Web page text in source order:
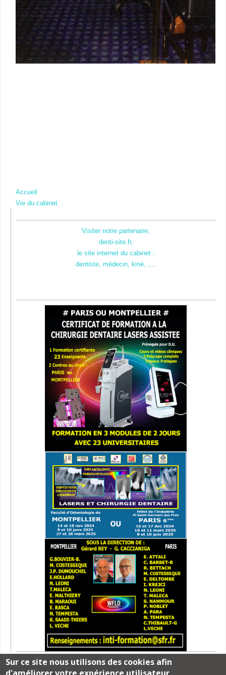
Accueil
Vie du cabinet
Visiter notre partenaire,
denti-site.fr,
le site internet du cabinet :
dentiste, médecin, kiné, ....
Sur ce site nous utilisons des cookies afin